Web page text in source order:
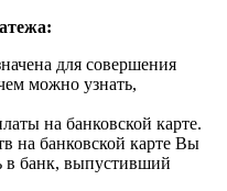
для совершения
можно узнать,
на банковской карте.
на банковской карте Вы
в банк, выпустивший